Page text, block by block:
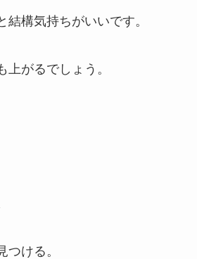
結構気持ちがいいです。
上がるでしょう。
ける。